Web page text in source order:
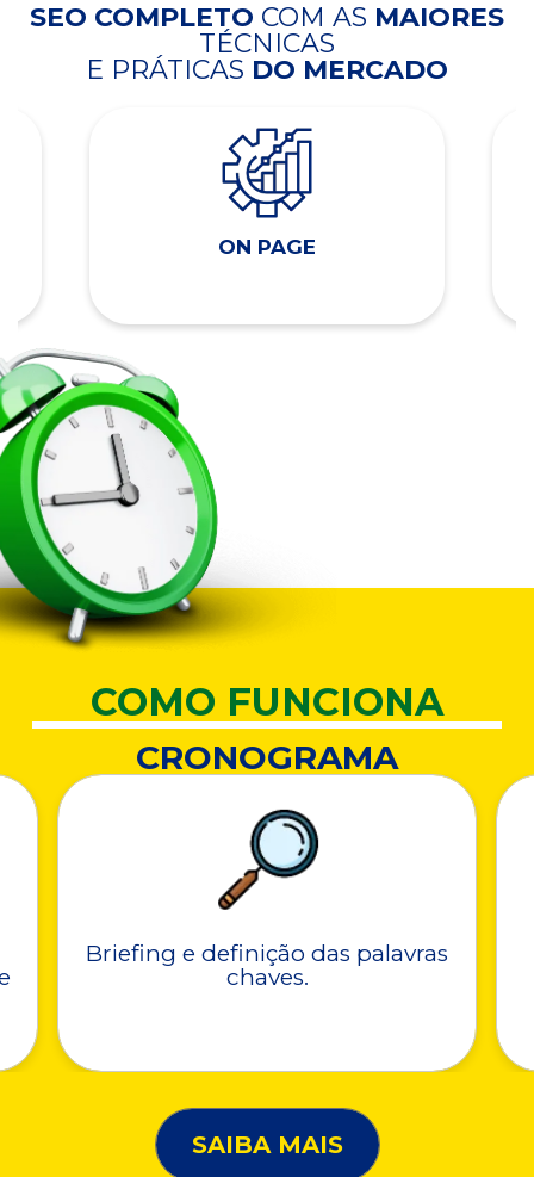
SEO COMPLETO COM AS MAIORES
TÉCNICAS
E PRÁTICAS DO MERCADO
ON PAGE
COMO FUNCIONA
CRONOGRAMA
Briefing e definição das palavras
chaves.
SAIBA MAIS